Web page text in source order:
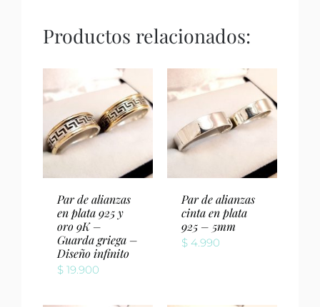
Productos relacionados:
Par de alianzas
en plata 925 y
oro 9K –
Guarda griega –
Diseño infinito
$ 19.900
Par de alianzas
cinta en plata
925 – 5mm
$ 4.990